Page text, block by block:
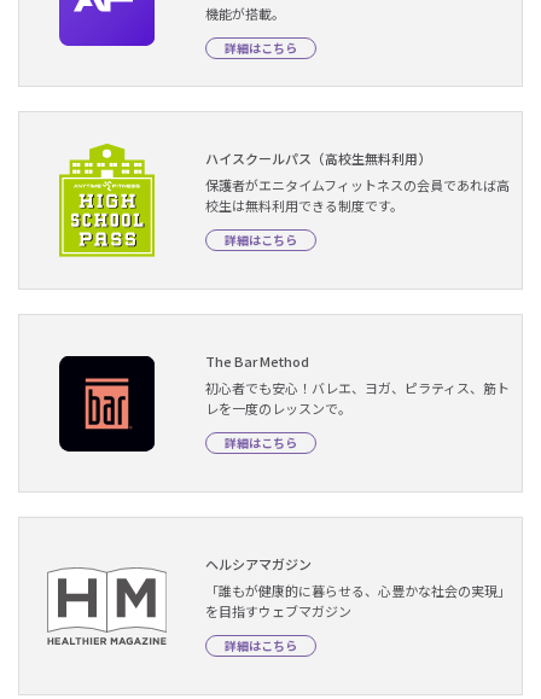
機能が搭載。
詳細はこちら
ハイスクールパス（高校生無料利用）
保護者がエニタイムフィットネスの会員であれば高
校生は無料利用できる制度です。
詳細はこちら
The Bar Method
初心者でも安心！バレエ、ヨガ、ピラティス、筋ト
レを一度のレッスンで。
詳細はこちら
ヘルシアマガジン
「誰もが健康的に暮らせる、心豊かな社会の実現」
を目指すウェブマガジン
詳細はこちら